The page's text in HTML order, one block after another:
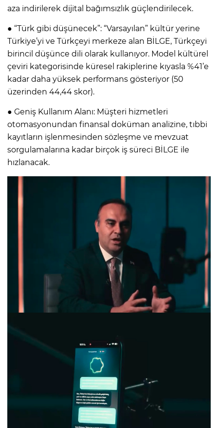
aza indirilerek dijital bağımsızlık güçlendirilecek.
● “Türk gibi düşünecek”: “Varsayılan” kültür yerine
Türkiye’yi ve Türkçeyi merkeze alan BİLGE, Türkçeyi
birincil düşünce dili olarak kullanıyor. Model kültürel
çeviri kategorisinde küresel rakiplerine kıyasla %41’e
kadar daha yüksek performans gösteriyor (50
üzerinden 44,44 skor).
● Geniş Kullanım Alanı: Müşteri hizmetleri
otomasyonundan finansal doküman analizine, tıbbi
kayıtların işlenmesinden sözleşme ve mevzuat
sorgulamalarına kadar birçok iş süreci BİLGE ile
hızlanacak.